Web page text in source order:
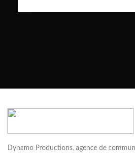
Dynamo Productions, agence de